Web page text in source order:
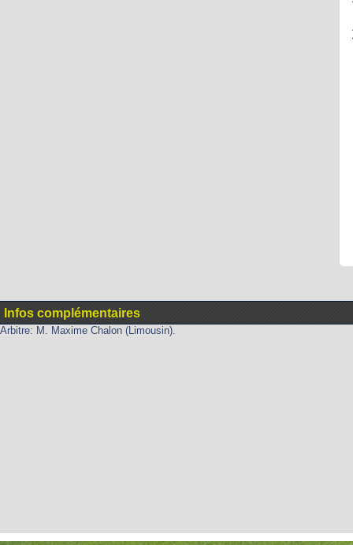
Infos complémentaires
Arbitre: M. Maxime Chalon (Limousin).